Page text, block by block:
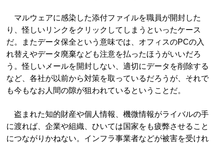
マルウェアに感染した添付ファイルを職員が開封した
り、怪しいリンクをクリックしてしまうといったケース
だ。またデータ保全という意味では、オフィスのPCの入
れ替えやデータ廃棄なども注意を払ったほうがいいだろ
う。怪しいメールを開封しない、適切にデータを削除する
など、各社が以前から対策を取っているだろうが、それで
も今もなお人間の隙が狙われているということだ。
盗まれた知的財産や個人情報、機微情報がライバルの手
に渡れば、企業や組織、ひいては国家をも疲弊させること
につながりかねない。インフラ事業者などが被害を受けれ